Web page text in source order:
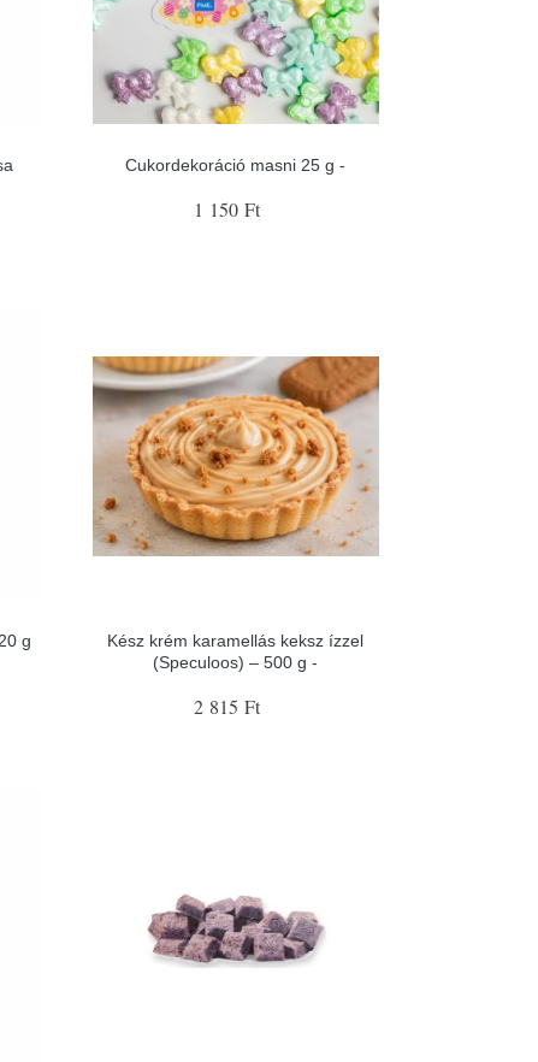
Cukordekoráció masni 25 g -
1 150 Ft
g
Kész krém karamellás keksz ízzel
(Speculoos) – 500 g -
2 815 Ft